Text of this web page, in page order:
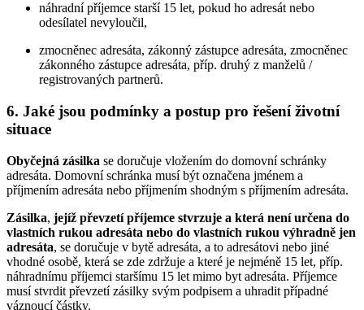
náhradní příjemce starší 15 let, pokud ho adresát nebo
odesílatel nevyloučil,
zmocněnec adresáta, zákonný zástupce adresáta, zmocněnec
zákonného zástupce adresáta, příp. druhý z manželů /
registrovaných partnerů.
6. Jaké jsou podmínky a postup pro řešení životní
situace
Obyčejná zásilka se doručuje vložením do domovní schránky
adresáta. Domovní schránka musí být označena jménem a
příjmením adresáta nebo příjmením shodným s příjmením adresáta.
Zásilka, jejíž převzetí příjemce stvrzuje a která není určena do
vlastních rukou adresáta nebo do vlastních rukou výhradně jen
adresáta, se doručuje v bytě adresáta, a to adresátovi nebo jiné
vhodné osobě, která se zde zdržuje a které je nejméně 15 let, příp.
náhradnímu příjemci staršímu 15 let mimo byt adresáta. Příjemce
musí stvrdit převzetí zásilky svým podpisem a uhradit případné
váznoucí částky.